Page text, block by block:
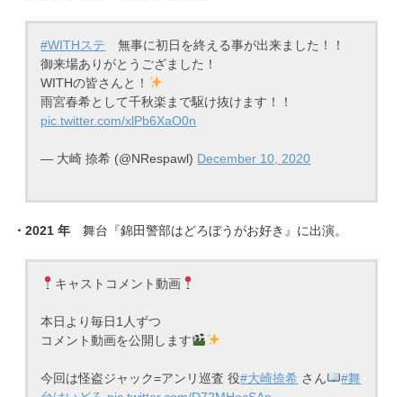
#WITHステ 無事に初日を終える事が出来ました！！
御来場ありがとうござました！
WITHの皆さんと！
雨宮春希として千秋楽まで駆け抜けます！！
pic.twitter.com/xlPb6XaO0n
— 大崎 捺希 (@NRespawl) December 10, 2020
・2021 年 舞台『錦田警部はどろぼうがお好き』に出演。
キャストコメント動画
本日より毎日1人ずつ
コメント動画を公開します
今回は怪盗ジャック=アンリ巡査 役#大崎捺希 さん
#舞